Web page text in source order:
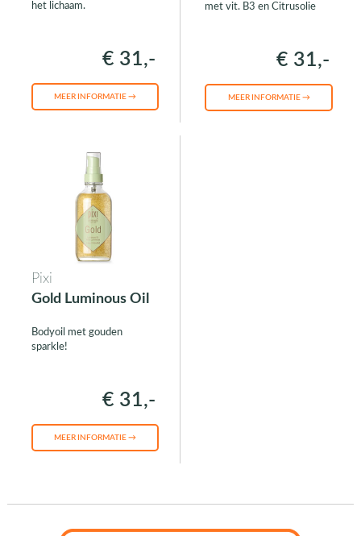
het lichaam.
€ 31,-
MEER INFORMATIE →
met vit. B3 en Citrusolie
€ 31,-
MEER INFORMATIE →
Pixi
Gold Luminous Oil
Bodyoil met gouden
sparkle!
€ 31,-
MEER INFORMATIE →